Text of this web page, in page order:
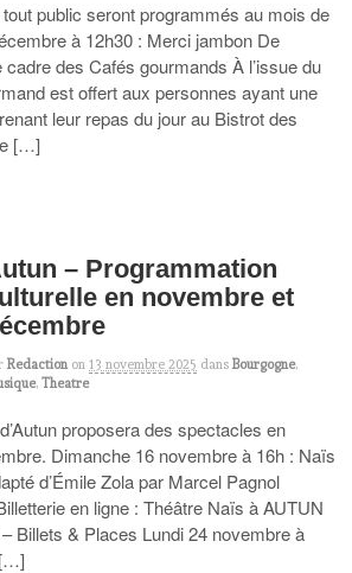
public seront programmés au mois de
à 12h30 : Merci jambon De
des Cafés gourmands À l’issue du
est offert aux personnes ayant une
leur repas du jour au Bistrot des
[…]
– Programmation
en novembre et
Redaction on 13 novembre 2025 dans Bourgogne,
, Theatre
proposera des spectacles en
Dimanche 16 novembre à 16h : Naïs
d’Émile Zola par Marcel Pagnol
en ligne : Théâtre Naïs à AUTUN
Billets & Places Lundi 24 novembre à